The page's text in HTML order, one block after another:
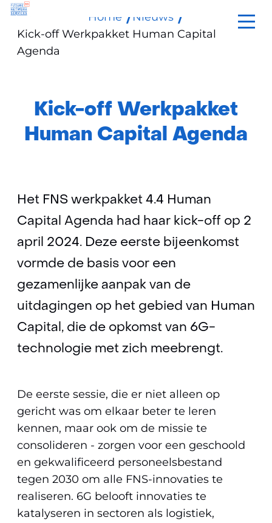
Ga
naar
Home
Nieuws
Kick-off Werkpakket Human Capital
Agenda
Kick-off Werkpakket
Human Capital Agenda
Het FNS werkpakket 4.4 Human
Capital Agenda had haar kick-off op 2
april 2024. Deze eerste bijeenkomst
vormde de basis voor een
gezamenlijke aanpak van de
uitdagingen op het gebied van Human
Capital, die de opkomst van 6G-
technologie met zich meebrengt.
De eerste sessie, die er niet alleen op
gericht was om elkaar beter te leren
kennen, maar ook om de missie te
consolideren - zorgen voor een geschoold
en gekwalificeerd personeelsbestand
tegen 2030 om alle FNS-innovaties te
realiseren. 6G belooft innovaties te
katalyseren in sectoren als logistiek,